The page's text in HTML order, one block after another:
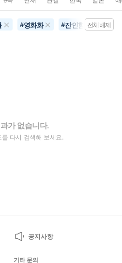
#영화화 #잔인함 전체해제
가 없습니다.
다시 검색해 보세요.
공지사항
기타 문의